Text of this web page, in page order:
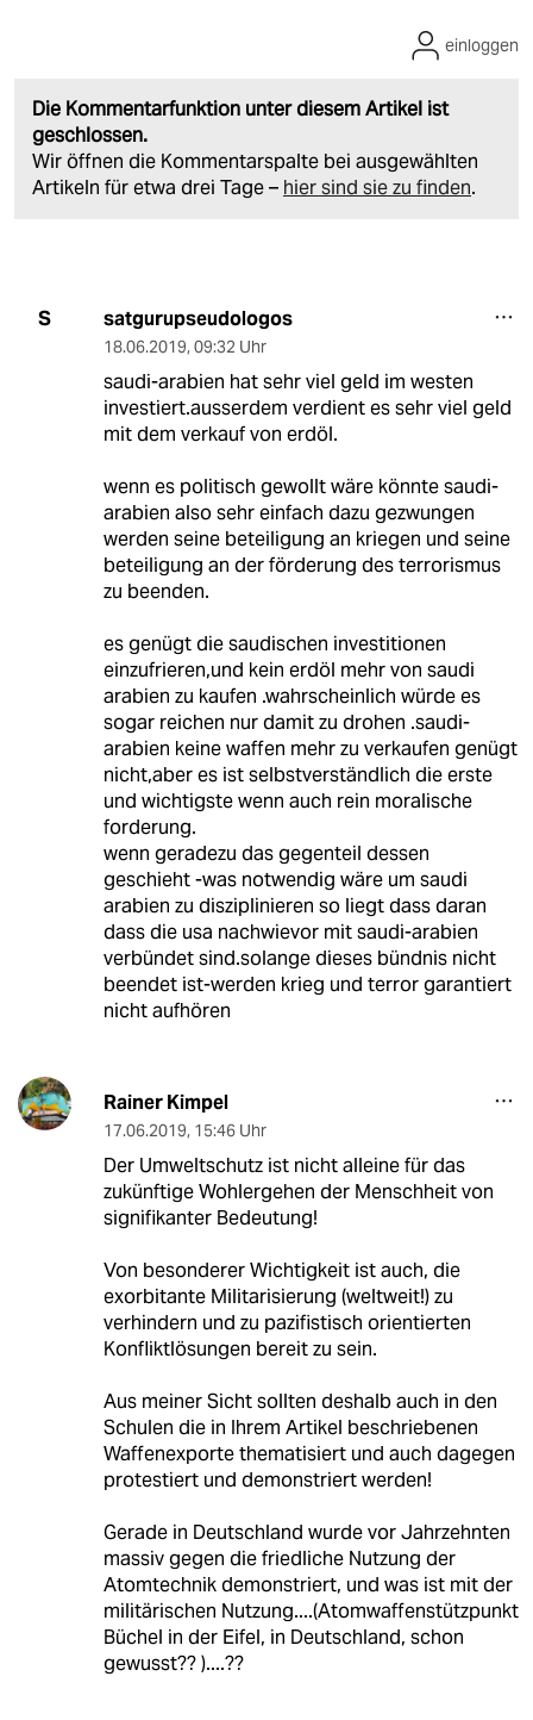
Die Kommentarfunktion unter diesem Artikel ist
geschlossen.
Wir öffnen die Kommentarspalte bei ausgewählten
Artikeln für etwa drei Tage – hier sind sie zu finden.
einloggen
S satgurupseudologos
18.06.2019, 09:32 Uhr
saudi-arabien hat sehr viel geld im westen
investiert.ausserdem verdient es sehr viel geld
mit dem verkauf von erdöl.
wenn es politisch gewollt wäre könnte saudi-
arabien also sehr einfach dazu gezwungen
werden seine beteiligung an kriegen und seine
beteiligung an der förderung des terrorismus
zu beenden.
es genügt die saudischen investitionen
einzufrieren,und kein erdöl mehr von saudi
arabien zu kaufen .wahrscheinlich würde es
sogar reichen nur damit zu drohen .saudi-
arabien keine waffen mehr zu verkaufen genügt
nicht,aber es ist selbstverständlich die erste
und wichtigste wenn auch rein moralische
forderung.
wenn geradezu das gegenteil dessen
geschieht -was notwendig wäre um saudi
arabien zu disziplinieren so liegt dass daran
dass die usa nachwievor mit saudi-arabien
verbündet sind.solange dieses bündnis nicht
beendet ist-werden krieg und terror garantiert
nicht aufhören
Rainer Kimpel
17.06.2019, 15:46 Uhr
Der Umweltschutz ist nicht alleine für das
zukünftige Wohlergehen der Menschheit von
signifikanter Bedeutung!
Von besonderer Wichtigkeit ist auch, die
exorbitante Militarisierung (weltweit!) zu
verhindern und zu pazifistisch orientierten
Konfliktlösungen bereit zu sein.
Aus meiner Sicht sollten deshalb auch in den
Schulen die in Ihrem Artikel beschriebenen
Waffenexporte thematisiert und auch dagegen
protestiert und demonstriert werden!
Gerade in Deutschland wurde vor Jahrzehnten
massiv gegen die friedliche Nutzung der
Atomtechnik demonstriert, und was ist mit der
militärischen Nutzung....(Atomwaffenstützpunkt
Büchel in der Eifel, in Deutschland, schon
gewusst?? )....??